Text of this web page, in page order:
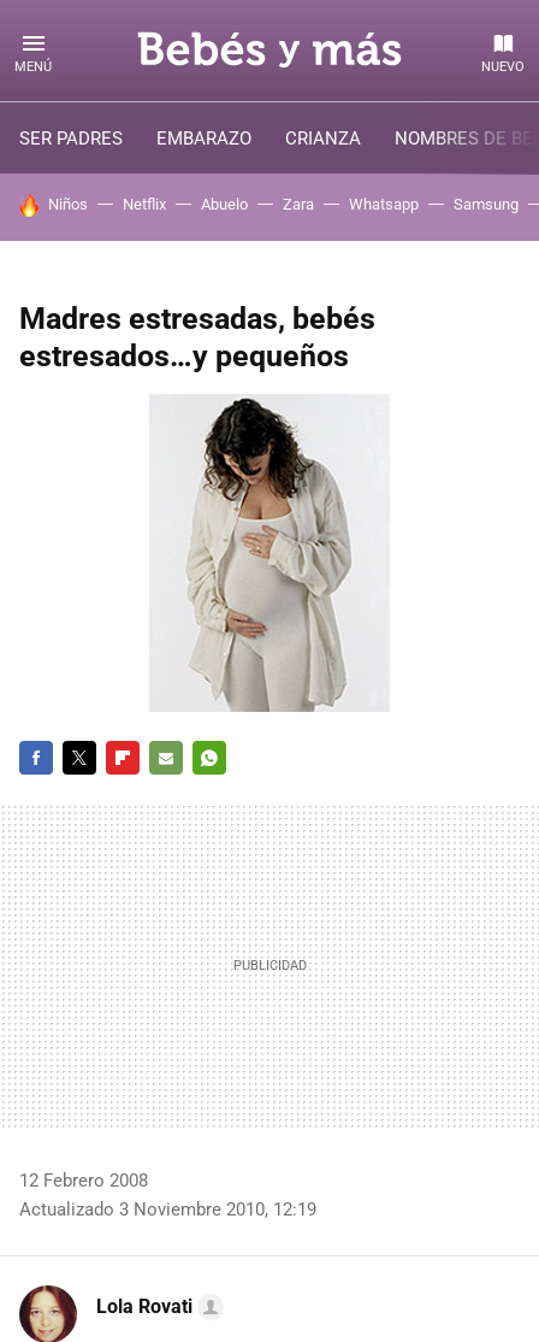
MENÚ NUEVO
SER PADRES EMBARAZO CRIANZA NOMBRES DE
HOY SE HABLA DE
Niños Netflix Abuelo Zara Whatsapp Samsung
Madres estresadas, bebés
estresados…y pequeños
MAIL
12 Febrero 2008
Actualizado 3 Noviembre 2010, 12:19
Lola Rovati